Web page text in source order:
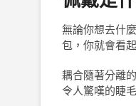
無論你想去什
包，你就會看
耦合隨著分離
令人驚嘆的睫